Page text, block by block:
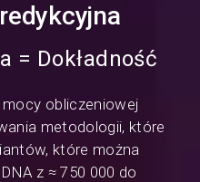
= Dokładność
mocy obliczeniowej
metodologii, które
które można
z ≈ 750 000 do